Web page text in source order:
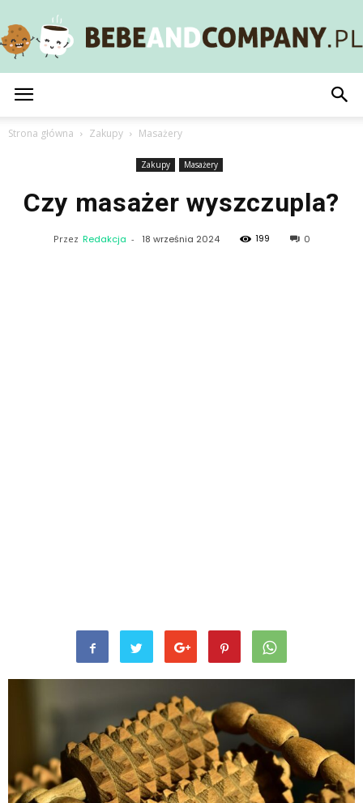
Strona główna Zakupy Masażery
Zakupy Masażery
Czy masażer wyszczupla?
Przez Redakcja - 18 września 2024 199 0